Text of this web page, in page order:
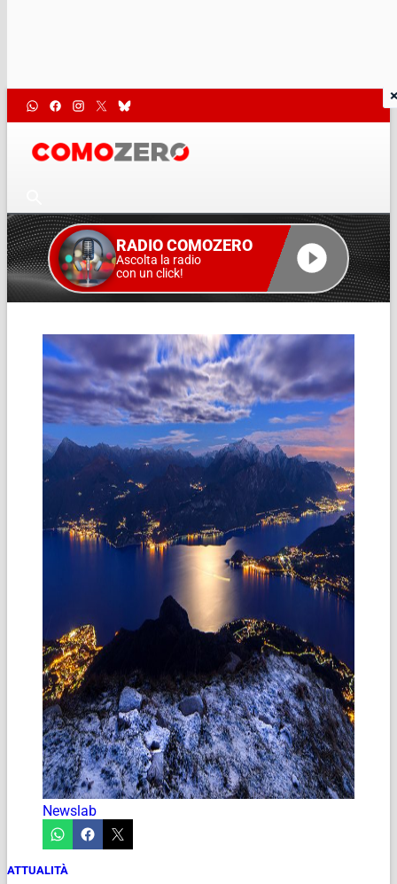
RADIO COMOZERO
Ascolta la radio
con un click!
Newslab
ATTUALITÀ